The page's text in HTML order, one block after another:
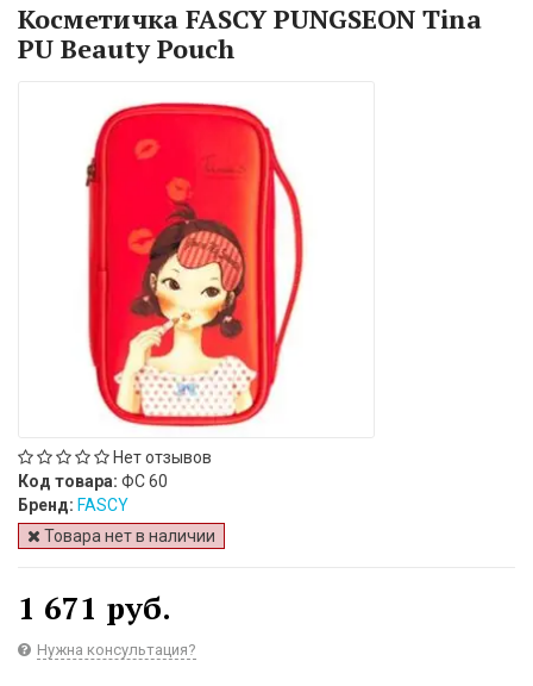
Косметичка FASCY PUNGSEON Tina
PU Beauty Pouch
Нет отзывов
Код товара: ФС 60
Бренд: FASCY
Товара нет в наличии
1 671 руб.
Нужна консультация?